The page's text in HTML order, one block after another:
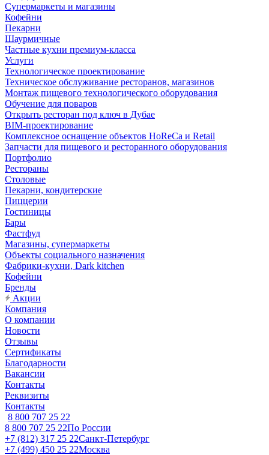
Супермаркеты и магазины
Кофейни
Пекарни
Шаурмичные
Частные кухни премиум-класса
Услуги
Технологическое проектирование
Техническое обслуживание ресторанов, магазинов
Монтаж пищевого технологического оборудования
Обучение для поваров
Открыть ресторан под ключ в Дубае
BIM-проектирование
Комплексное оснащение объектов HoReCa и Retail
Запчасти для пищевого и ресторанного оборудования
Портфолио
Рестораны
Столовые
Пекарни, кондитерские
Пиццерии
Гостиницы
Бары
Фастфуд
Магазины, супермаркеты
Объекты социального назначения
Фабрики-кухни, Dark kitchen
Кофейни
Бренды
Акции
Компания
О компании
Новости
Отзывы
Сертификаты
Благодарности
Вакансии
Контакты
Реквизиты
Контакты
8 800 707 25 22
8 800 707 25 22По России
+7 (812) 317 25 22Санкт-Петербург
+7 (499) 450 25 22Москва